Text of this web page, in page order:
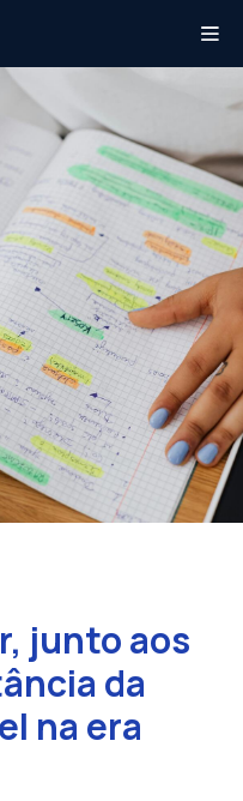
junto aos
da
na era